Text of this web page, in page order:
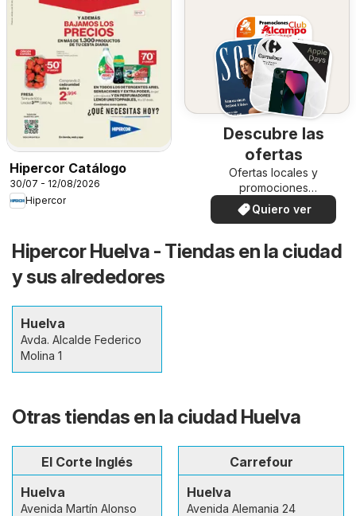
Hipercor Catálogo
30/07 - 12/08/2026
Hipercor
Descubre las
ofertas
Ofertas locales y
promociones
especiales.
Quiero ver
Hipercor Huelva - Tiendas en la ciudad
y sus alrededores
Huelva
Avda. Alcalde Federico
Molina 1
Otras tiendas en la ciudad Huelva
El Corte Inglés
Huelva
Avenida Martín Alonso
Carrefour
Huelva
Avenida Alemania 24